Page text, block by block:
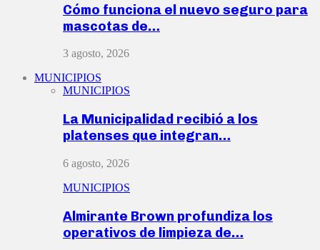
Cómo funciona el nuevo seguro para
mascotas de…
3 agosto, 2026
MUNICIPIOS
MUNICIPIOS
La Municipalidad recibió a los
platenses que integran…
6 agosto, 2026
MUNICIPIOS
Almirante Brown profundiza los
operativos de limpieza de…